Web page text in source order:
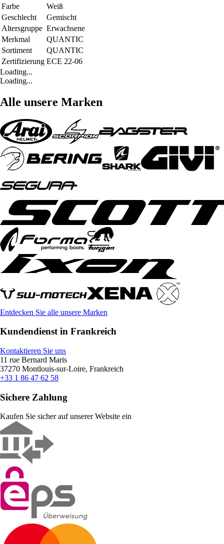
Farbe
Weiß
Geschlecht
Gemischt
Altersgruppe Erwachsene
Merkmal
QUANTIC
Sortiment
QUANTIC
Zertifizierung ECE 22-06
Loading...
Loading...
Alle unsere Marken
Entdecken Sie alle unsere Marken
Kundendienst in Frankreich
Kontaktieren Sie uns
11 rue Bernard Maris
37270 Montlouis-sur-Loire, Frankreich
+33 1 86 47 62 58
Sichere Zahlung
Kaufen Sie sicher auf unserer Website ein